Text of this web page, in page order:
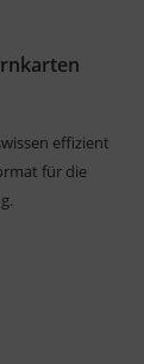
effizient
für die